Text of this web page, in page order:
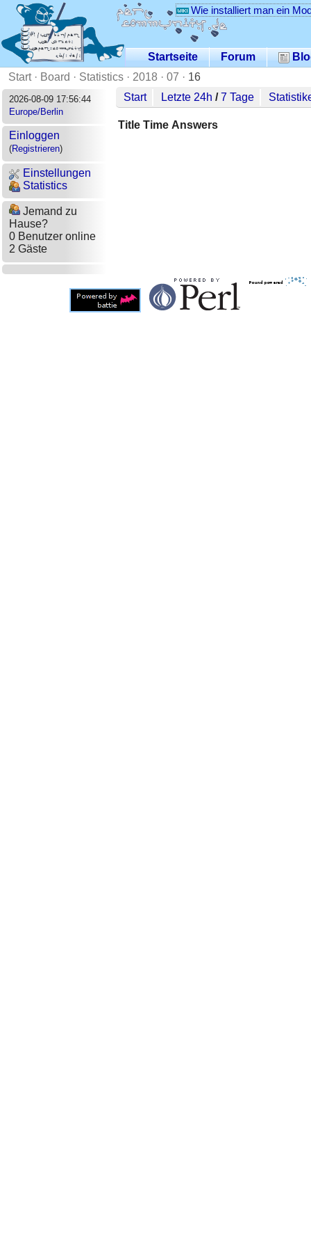
Wie installiert man ein
Startseite Forum
Start· Board · Statistics · 2018 · 07 · 16
2026-08-09 17:56:44
Europe/Berlin
Einloggen
(Registrieren)
Einstellungen
Statistics
Jemand zu
Hause?
0 Benutzer online
2 Gäste
Start Letzte 24h /7 Tage
Title Time Answers